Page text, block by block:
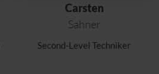
Carsten
Sahner
Second-Level Techniker